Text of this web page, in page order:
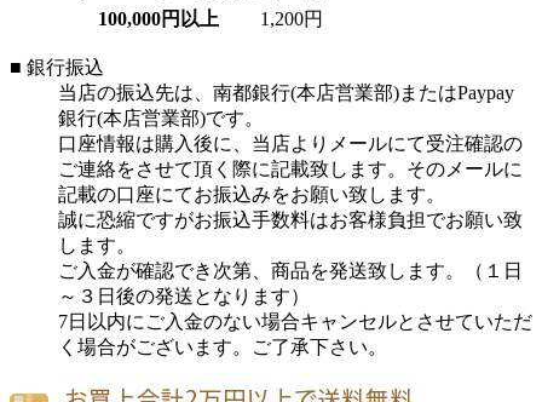
100,000円以上
1,200円
■ 銀行振込
当店の振込先は、南都銀行(本店営業部)またはPaypay
銀行(本店営業部)です。
口座情報は購入後に、当店よりメールにて受注確認の
ご連絡をさせて頂く際に記載致します。そのメールに
記載の口座にてお振込みをお願い致します。
誠に恐縮ですがお振込手数料はお客様負担でお願い致
します。
ご入金が確認でき次第、商品を発送致します。（１日
～３日後の発送となります）
7日以内にご入金のない場合キャンセルとさせていただ
く場合がございます。ご了承下さい。